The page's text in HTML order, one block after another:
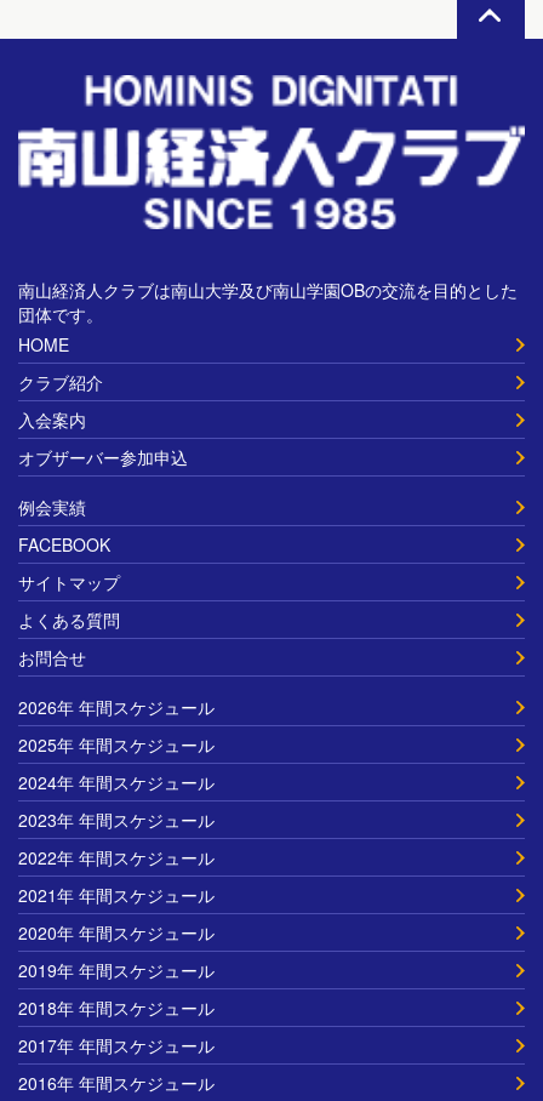
南山経済人クラブは南山大学及び南山学園OBの交流を目的とした
団体です。
HOME
クラブ紹介
入会案内
オブザーバー参加申込
例会実績
FACEBOOK
サイトマップ
よくある質問
お問合せ
2026年 年間スケジュール
2025年 年間スケジュール
2024年 年間スケジュール
2023年 年間スケジュール
2022年 年間スケジュール
2021年 年間スケジュール
2020年 年間スケジュール
2019年 年間スケジュール
2018年 年間スケジュール
2017年 年間スケジュール
2016年 年間スケジュール